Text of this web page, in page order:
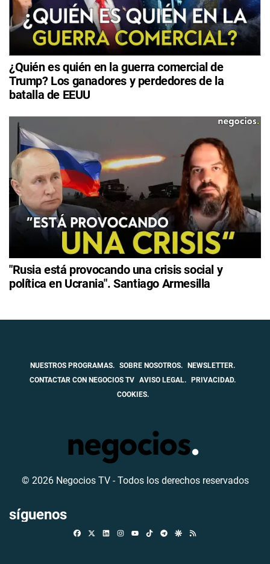
¿Quién es quién en la guerra comercial de
Trump? Los ganadores y perdedores de la
batalla de EEUU
"Rusia está provocando una crisis social y
política en Ucrania". Santiago Armesilla
NUESTROS PROGRAMAS. SOBRE NOSOTROS. NEWSLETTER.
CONTACTAR CON NEGOCIOS TV AVISO LEGAL. PRIVACIDAD.
COOKIES.
© 2026 Negocios TV - Todos los derechos reservados
síguenos
FacebookLinkedinInstagramTikTokTelegramGoogle Discover